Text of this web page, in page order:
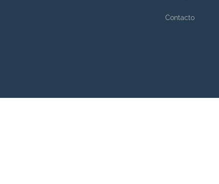
Contacto